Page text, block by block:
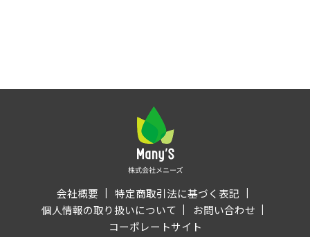
会社概要
特定商取引法に基づく表記
個人情報の取り扱いについて
お問い合わせ
コーポレートサイト